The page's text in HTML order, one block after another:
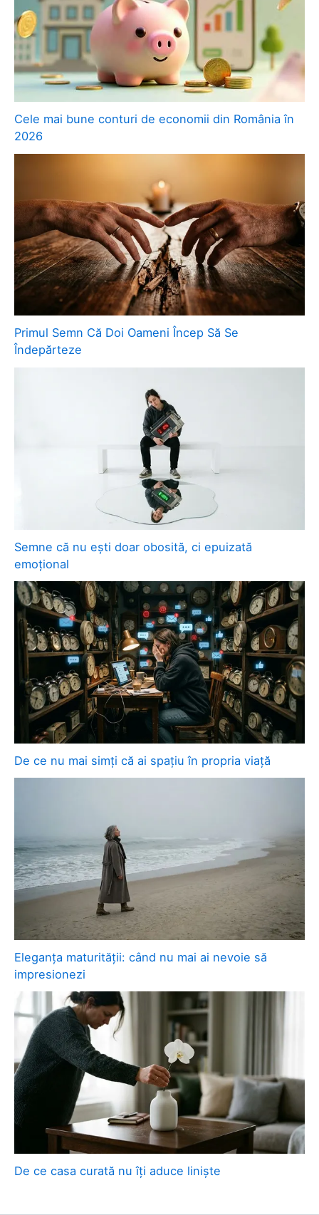
Cele mai bune conturi de economii din România în
2026
Primul Semn Că Doi Oameni Încep Să Se
Îndepărteze
Semne că nu ești doar obosită, ci epuizată
emoțional
De ce nu mai simți că ai spațiu în propria viață
Eleganța maturității: când nu mai ai nevoie să
impresionezi
De ce casa curată nu îți aduce liniște